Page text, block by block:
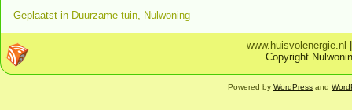
Geplaatst in Duurzame tuin, Nulwoning
www.huisvolenergie.nl
Copyright
Powered by WordPress and